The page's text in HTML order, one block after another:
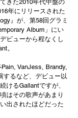
きた2010年代中盤の
年にリリースされた
』が、第58回グラミ
Album」にい
ビューから程なくし
。
VanJess, Brandy,
するなど、デビュー以
けるGallantですが、
はその歌声があまり
出されたほどだった